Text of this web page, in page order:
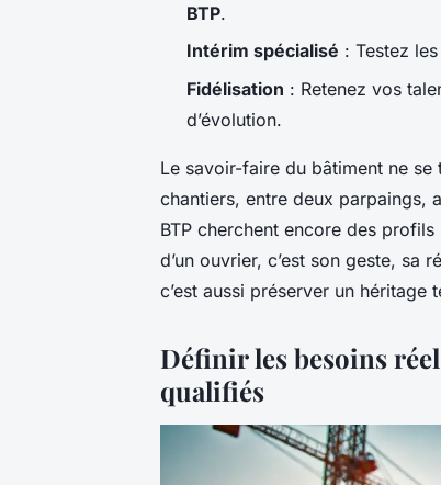
BTP.
Intérim spécialisé : Testez
Fidélisation : Retenez vos
d’évolution.
Le savoir-faire du bâtiment ne se
chantiers, entre deux parpaings,
BTP cherchent encore des
d’un ouvrier, c’est son geste, sa
c’est aussi préserver un héritage
Définir les besoins
qualifiés